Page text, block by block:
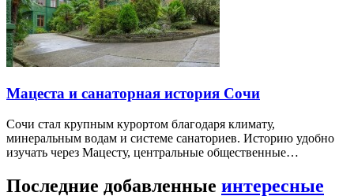
Мацеста и санаторная история Сочи
Сочи стал крупным курортом благодаря климату,
минеральным водам и системе санаториев. Историю удобно
изучать через Мацесту, центральные общественные…
Последние добавленные интересные